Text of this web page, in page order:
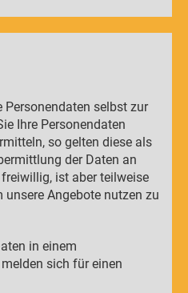
selbst zur
Ihre Personendaten
so gelten diese als
der Daten an
ist aber teilweise
Angebote nutzen zu
in einem
sich für einen